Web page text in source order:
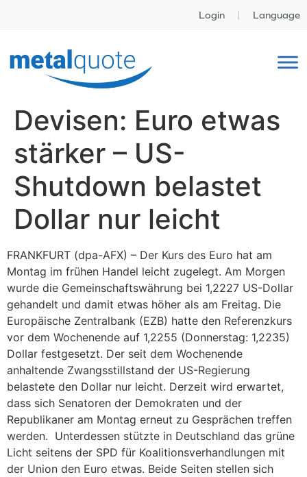
Login Language
Devisen: Euro etwas
stärker – US-
Shutdown belastet
Dollar nur leicht
FRANKFURT (dpa-AFX) – Der Kurs des Euro hat am
Montag im frühen Handel leicht zugelegt. Am Morgen
wurde die Gemeinschaftswährung bei 1,2227 US-Dollar
gehandelt und damit etwas höher als am Freitag. Die
Europäische Zentralbank (EZB) hatte den Referenzkurs
vor dem Wochenende auf 1,2255 (Donnerstag: 1,2235)
Dollar festgesetzt. Der seit dem Wochenende
anhaltende Zwangsstillstand der US-Regierung
belastete den Dollar nur leicht. Derzeit wird erwartet,
dass sich Senatoren der Demokraten und der
Republikaner am Montag erneut zu Gesprächen treffen
werden. Unterdessen stützte in Deutschland das grüne
Licht seitens der SPD für Koalitionsverhandlungen mit
der Union den Euro etwas. Beide Seiten stellen sich